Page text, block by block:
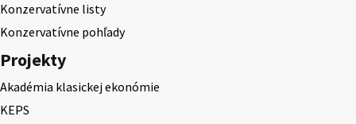
Konzervatívne listy
Konzervatívne pohľady
Projekty
Akadémia klasickej ekonómie
KEPS